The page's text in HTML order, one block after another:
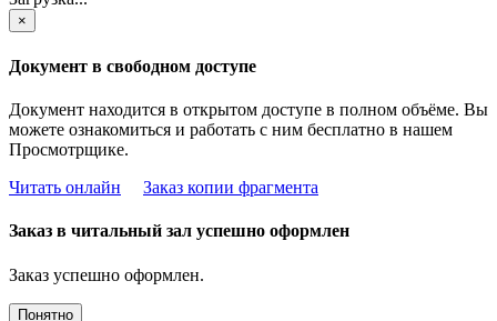
×
Документ в свободном доступе
Документ находится в открытом доступе в полном объёме. Вы
можете ознакомиться и работать с ним бесплатно в нашем
Просмотрщике.
Читать онлайн
Заказ копии фрагмента
Заказ в читальный зал успешно оформлен
Заказ успешно оформлен.
Понятно